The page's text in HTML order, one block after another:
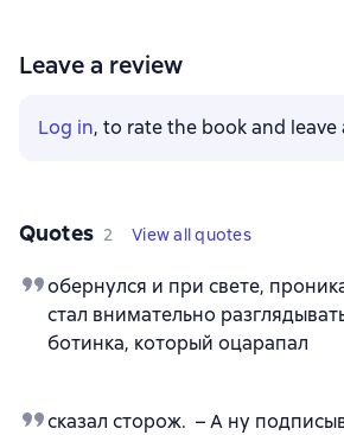
Leave a review
Log in, to rate the book and leave
Quotes 2 View all quotes
обернулся и при свете,
стал внимательно
ботинка, который оцарапал
сказал сторож. – А ну